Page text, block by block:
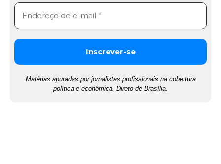
Matérias apuradas por jornalistas profissionais na cobertura
política e econômica. Direto de Brasília.